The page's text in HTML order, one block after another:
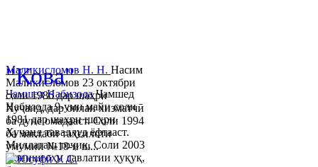
Ҷамшед НабизодаҶамшед
Набизода 9-уми майи соли
1981 дар шаҳри шаҳри
Хуҷанд таваллуд ёфтааст.
Миллаташ тоҷик. Соли 2003
Донишгоҳи давлатии ҳуқуқ,
Маликисломов Н. Н. Насим
Маликисломов 23 октябри
соли 1986 дар шаҳри
Хуҷанд, дар оилаи хизматчӣ
ба дунё омадааст. Соли 1994
ба мактаби таҳсилоти
умумии №18-и ш...
"Кова"